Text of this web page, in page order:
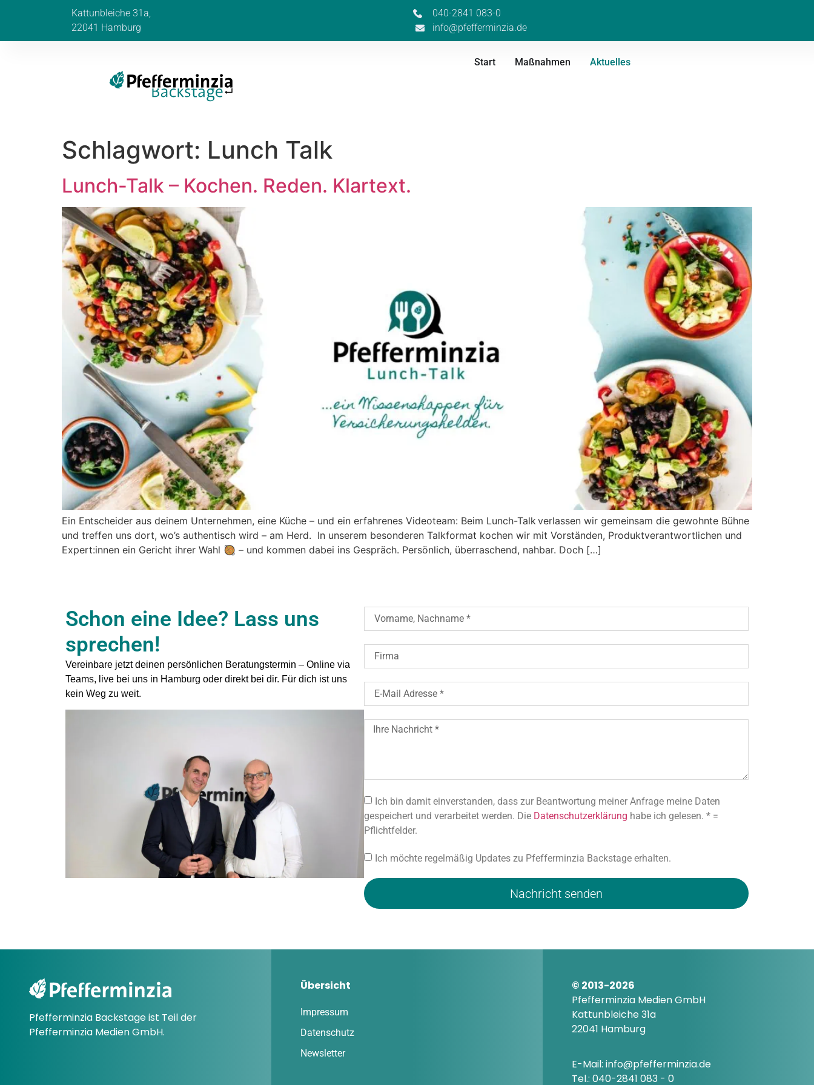
Kattunbleiche 31a,
22041 Hamburg
040-2841 083-0
info@pfefferminzia.de
Start Maßnahmen Aktuelles
Schlagwort: Lunch Talk
Lunch-Talk – Kochen. Reden. Klartext.
Ein Entscheider aus deinem Unternehmen, eine Küche – und ein erfahrenes Videoteam: Beim Lunch-Talk verlassen wir gemeinsam die gewohnte Bühne
und treffen uns dort, wo’s authentisch wird – am Herd. In unserem besonderen Talkformat kochen wir mit Vorständen, Produktverantwortlichen und
Expert:innen ein Gericht ihrer Wahl 🥘 – und kommen dabei ins Gespräch. Persönlich, überraschend, nahbar. Doch […]
Schon eine Idee? Lass uns
sprechen!
Vereinbare jetzt deinen persönlichen Beratungstermin – Online via
Teams, live bei uns in Hamburg oder direkt bei dir. Für dich ist uns
kein Weg zu weit.
Ich bin damit einverstanden, dass zur Beantwortung meiner Anfrage meine Daten
gespeichert und verarbeitet werden. Die Datenschutzerklärung habe ich gelesen. * =
Pflichtfelder.
Ich möchte regelmäßig Updates zu Pfefferminzia Backstage erhalten.
Nachricht senden
Pfefferminzia Backstage ist Teil der
Pfefferminzia Medien GmbH.
Übersicht
Impressum
Datenschutz
Newsletter
© 2013-2026
Pfefferminzia Medien GmbH
Kattunbleiche 31a
22041 Hamburg
E-Mail: info@pfefferminzia.de
Tel.: 040-2841 083 - 0